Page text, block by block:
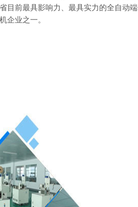
目前最具影响力、最具实力的全自动
企业之一。